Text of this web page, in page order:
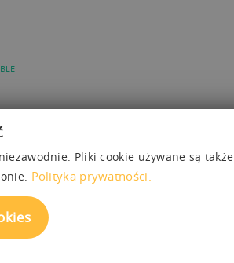
Pliki cookie używane są także
Polityka prywatności.